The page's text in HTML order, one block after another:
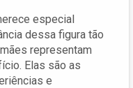
especial
dessa figura tão
representam
Elas são as
e